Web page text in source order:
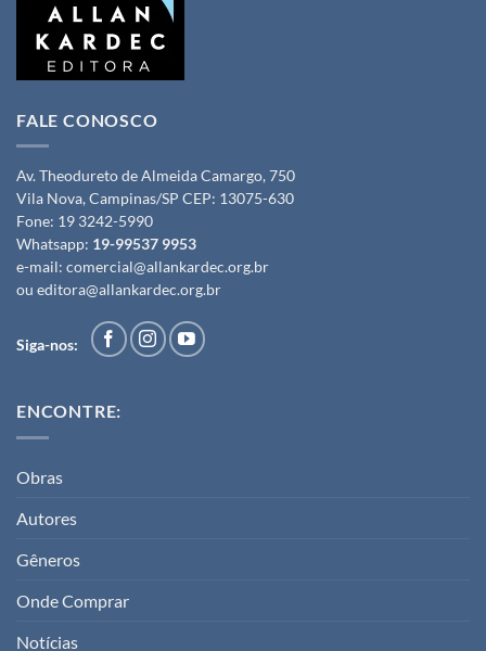
FALE CONOSCO
Av. Theodureto de Almeida Camargo, 750
Vila Nova, Campinas/SP CEP: 13075-630
Fone: 19 3242-5990
Whatsapp: 19-99537 9953
e-mail: comercial@allankardec.org.br
ou editora@allankardec.org.br
Siga-nos:
ENCONTRE:
Obras
Autores
Gêneros
Onde Comprar
Notícias